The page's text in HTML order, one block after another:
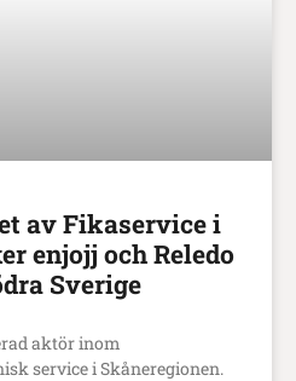
av Fikaservice i
enjojj och Reledo
Sverige
aktör inom
service i Skåneregionen.